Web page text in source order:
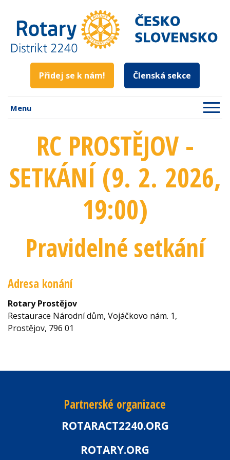
Přidej se k nám! Členská sekce
Menu
RC PROSTĚJOV -
SETKÁNÍ (9. 2. 2026,
19:00)
Pravidelné setkání
Adresa konání
Rotary Prostějov
Restaurace Národní dům, Vojáčkovo nám. 1,
Prostějov, 796 01
Partnerské organizace
ROTARACT2240.ORG
ROTARY.ORG